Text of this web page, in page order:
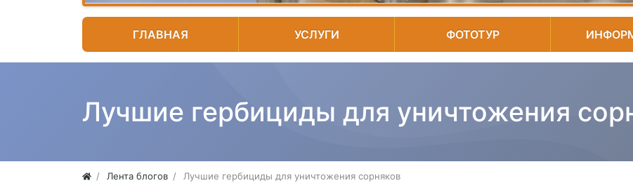
ГЛАВНАЯ УСЛУГИ ФОТОТУР
Лучшие гербициды для уничтожения
Лента блогов Лучшие гербициды для уничтожения сорняков